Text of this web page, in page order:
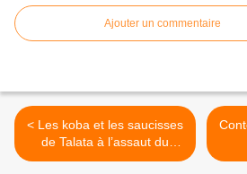
Ajouter un commentaire
< Les koba et les saucisses
de Talata à l’assaut du
marché tananarivien